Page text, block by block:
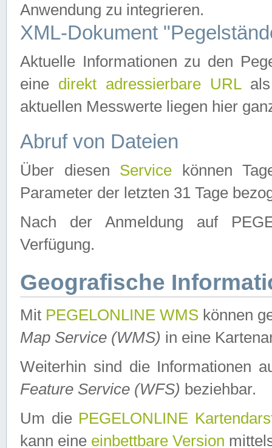
Anwendung zu integrieren.
XML-Dokument
Aktuelle Informationen zu den
eine direkt adressierbare URLals
aktuellen Messwerte liegen hier
Abruf von Dateien
Über diesen Service können
Parameter der letzten 31 Tage
Nach der Anmeldung auf
Verfügung.
Geografische
Mit PEGELONLINE WMS können
Map Service (WMS) in eine
Weiterhin sind die Informationen
Feature Service (WFS) beziehbar.
Um die PEGELONLINE
kann eine einbettbare Version